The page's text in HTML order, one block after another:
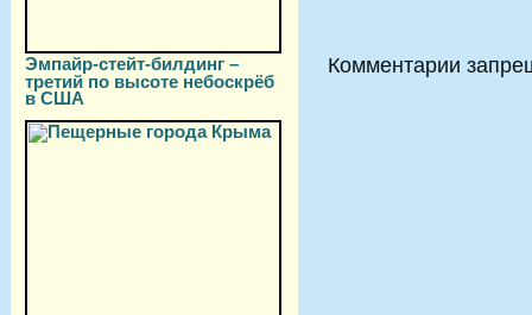
Эмпайр-стейт-билдинг –
третий по высоте небоскрёб
в США
Комментарии